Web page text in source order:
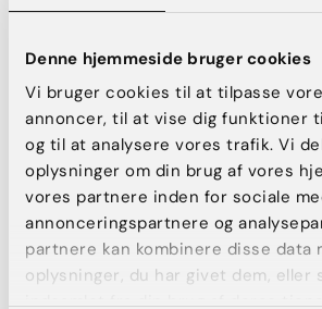
Denne hjemmeside bruger cookies
Vi bruger cookies til at tilpasse
annoncer, til at vise dig funktioner
og til at analysere vores trafik. Vi
oplysninger om din brug af vores
vores partnere inden for sociale
annonceringspartnere og
partnere kan kombinere disse data
oplysninger, du har givet dem, eller
indsamlet fra din brug af deres
forårsager normalt ingen symptomer.
der normalt sidder uden på huden,
der en risiko for at bakterierne forårsager
ikke altid muligt at fjerne 100% af disse
stede på huden hvor man lægger snittet,
Aesthetics tager vi alle forholdsregler.
Blødning som komplikation:
Andre komplikationer ved
hæmatom og serom (blødning og
også at øge risikoen for kapseldannelse.
mener, at disse komplikationer øger